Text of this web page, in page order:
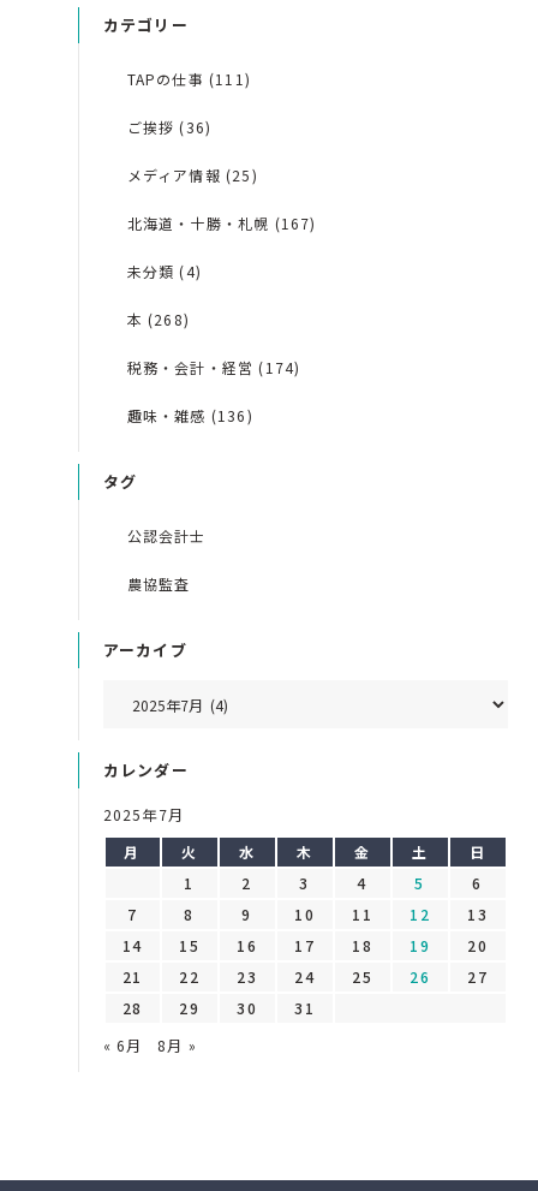
カテゴリー
TAPの仕事 (111)
ご挨拶 (36)
メディア情報 (25)
北海道・十勝・札幌 (167)
未分類 (4)
本 (268)
税務・会計・経営 (174)
趣味・雑感 (136)
タグ
公認会計士
農協監査
アーカイブ
カレンダー
2025年7月
月
火 水 木 金 土
日
1
2 3 4 5
6
7
8 9 10 11 12
13
14
15 16 17 18 19
20
21
22 23 24 25 26
27
28
29 30
31
« 6月
8月 »